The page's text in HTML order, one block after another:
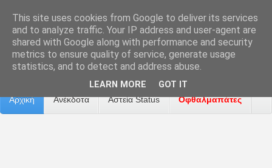
Επικοινωνία Διαφήμιση Αναφορά Προβλήματος
Αρχική Ανέκδοτα Αστεία Status Οφθαλμαπάτες
This site uses cookies from Google to deliver its services
and to analyze traffic. Your IP address and user-agent are
shared with Google along with performance and security
metrics to ensure quality of service, generate usage
statistics, and to detect and address abuse.
LEARN MORE GOT IT